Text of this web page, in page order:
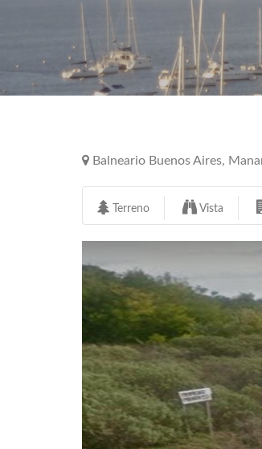
Balneario Buenos Aires,
Terreno Vista